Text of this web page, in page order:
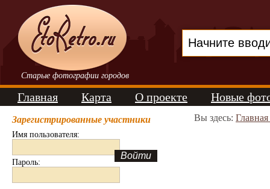
Старые фотографии городов
Главная Карта О проекте Новые
Зарегистрированные участники
Имя пользователя:
Пароль:
Вы здесь: